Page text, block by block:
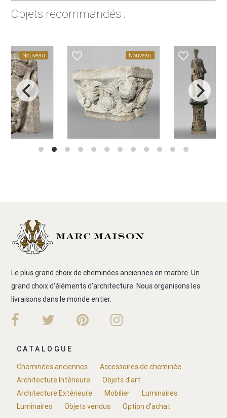
Objets recommandés :
favorite_border Nouveau favorite_border Nouveau
Le plus grand choix de cheminées anciennes en marbre. Un
grand choix d'éléments d'architecture. Nous organisons les
livraisons dans le monde entier.
CATALOGUE
Cheminées anciennes
Accessoires de cheminée
Architecture Intérieure
Objets d'art
Architecture Extérieure
Mobilier
Luminaires
Luminaires
Objets vendus Option d'achat